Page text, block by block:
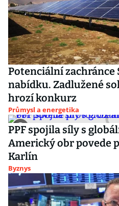
Potenciální zachránce
nabídku. Zadlužené
hrozí konkurz
Průmysl a energetika
PPF spojila síly s
Americký obr povede
Karlín
Byznys